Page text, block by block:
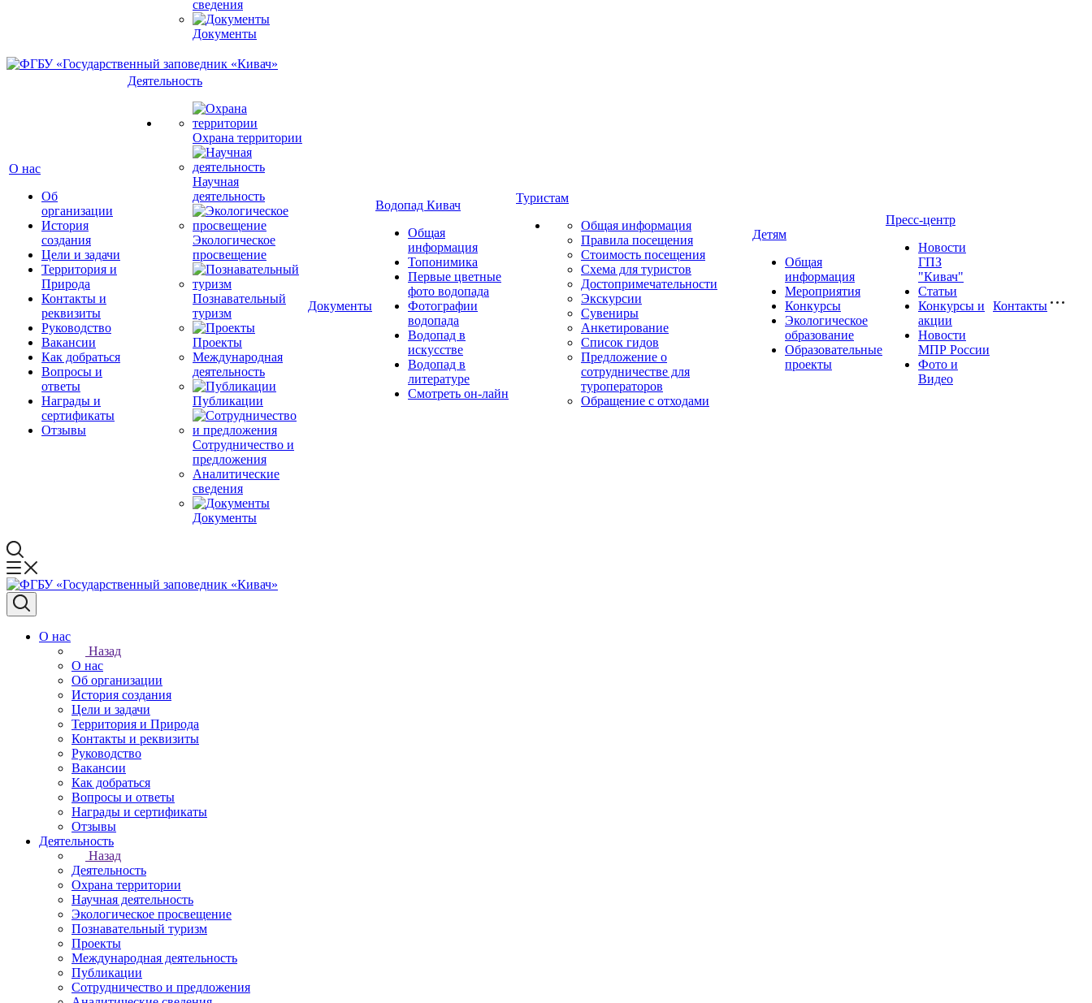
сведения
Документы
О нас
Об
организации
История
создания
Цели и задачи
Территория и
Природа
Контакты и
реквизиты
Руководство
Вакансии
Как добраться
Вопросы и
ответы
Награды и
сертификаты
Отзывы
Деятельность
Охрана территории
Научная
деятельность
Экологическое
просвещение
Познавательный
туризм
Проекты
Международная
деятельность
Публикации
Сотрудничество и
предложения
Аналитические
сведения
Документы
Документы
Водопад Кивач
Общая
информация
Топонимика
Первые цветные
фото водопада
Фотографии
водопада
Водопад в
искусстве
Водопад в
литературе
Смотреть он-лайн
Туристам
Общая информация
Правила посещения
Стоимость посещения
Схема для туристов
Достопримечательности
Экскурсии
Сувениры
Анкетирование
Список гидов
Предложение о
сотрудничестве для
туроператоров
Обращение с отходами
Детям
Общая
информация
Мероприятия
Конкурсы
Экологическое
образование
Образовательные
проекты
Пресс-центр
Новости
ГПЗ
"Кивач"
Статьи
Конкурсы и
акции
Новости
МПР России
Фото и
Видео
Контакты
О нас
Назад
О нас
Об организации
История создания
Цели и задачи
Территория и Природа
Контакты и реквизиты
Руководство
Вакансии
Как добраться
Вопросы и ответы
Награды и сертификаты
Отзывы
Деятельность
Назад
Деятельность
Охрана территории
Научная деятельность
Экологическое просвещение
Познавательный туризм
Проекты
Международная деятельность
Публикации
Сотрудничество и предложения